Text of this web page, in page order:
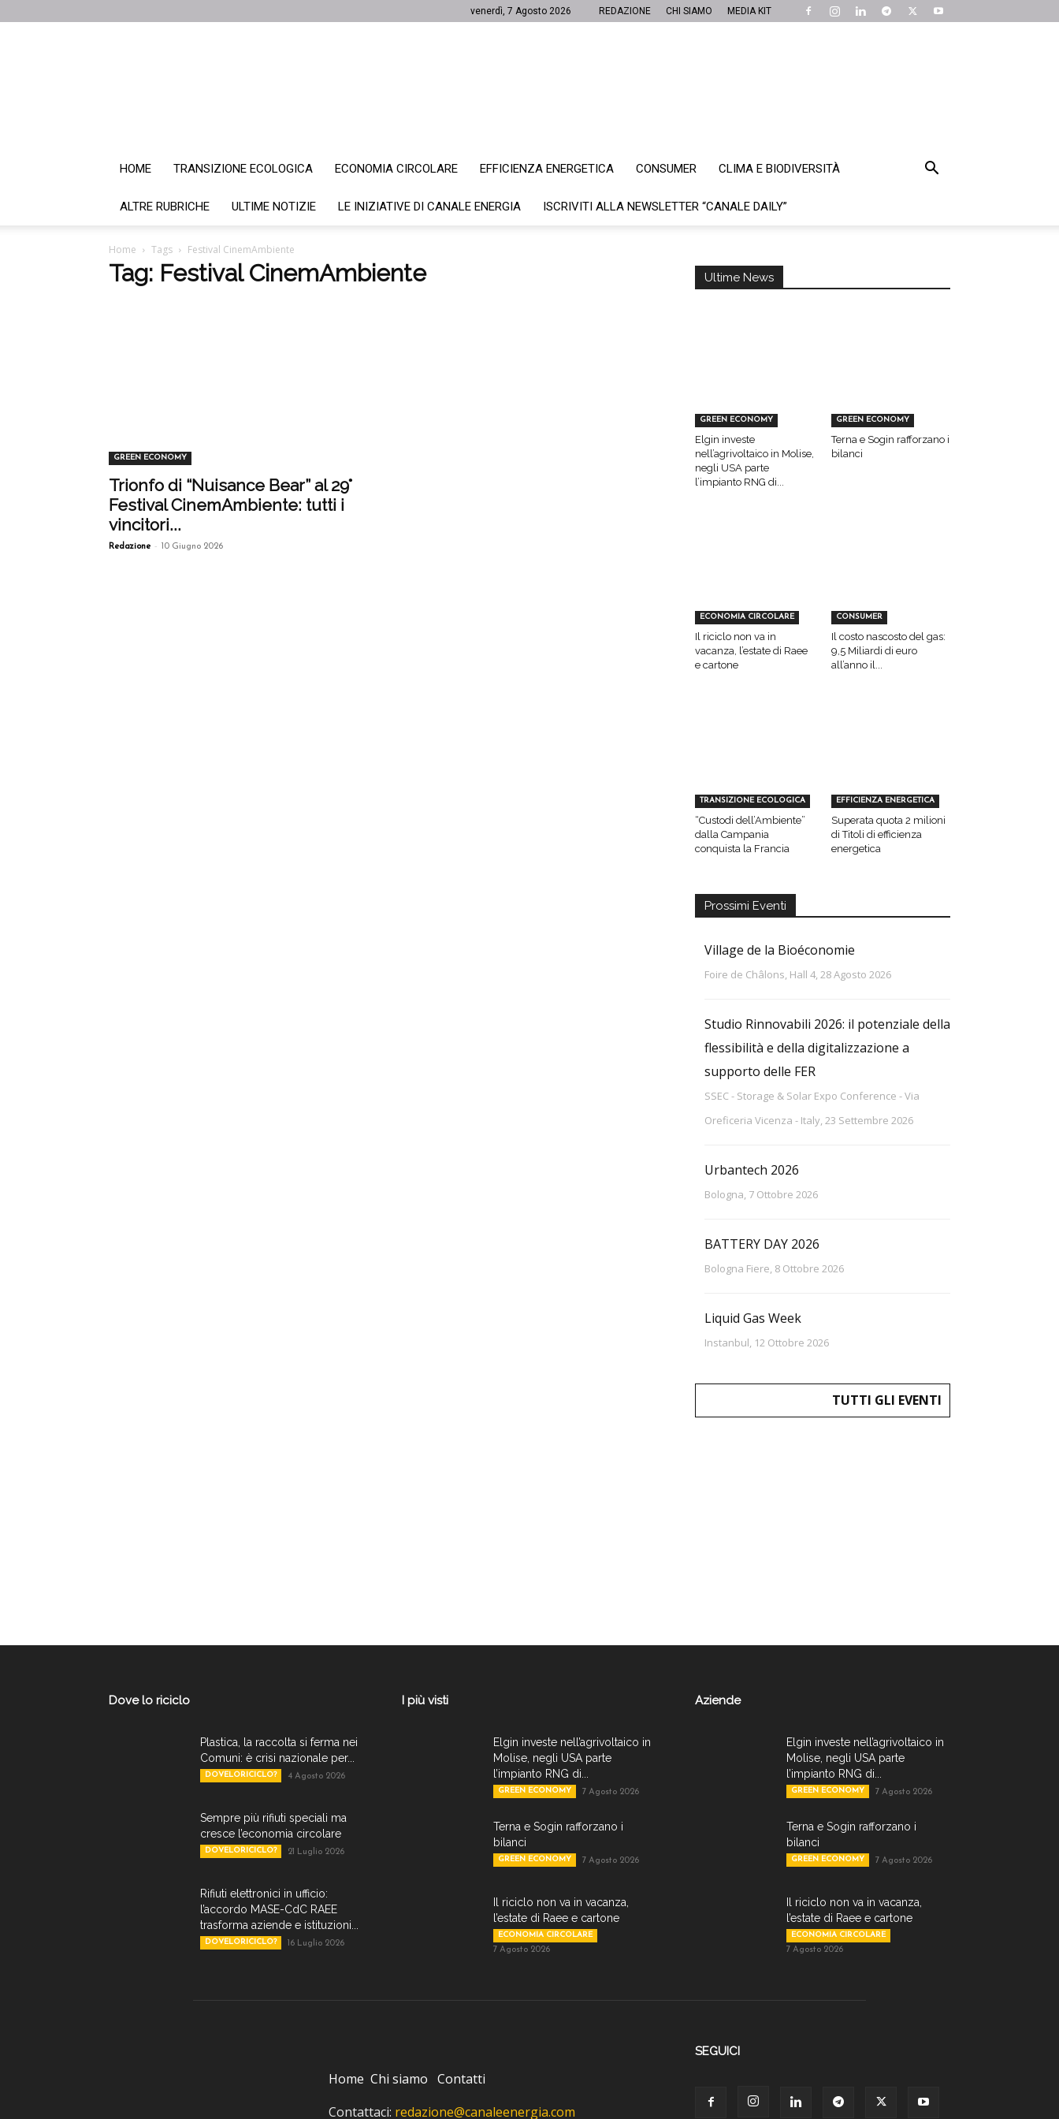
venerdì, 7 Agosto 2026 REDAZIONE CHI SIAMO MEDIA KIT
HOME TRANSIZIONE ECOLOGICA ECONOMIA CIRCOLARE EFFICIENZA ENERGETICA CONSUMER CLIMA E BIODIVERSITÀ
ALTRE RUBRICHE ULTIME NOTIZIE LE INIZIATIVE DI CANALE ENERGIA ISCRIVITI ALLA NEWSLETTER “CANALE DAILY”
Home Tags Festival CinemAmbiente
Tag: Festival CinemAmbiente
GREEN ECONOMY
Trionfo di “Nuisance Bear” al 29°
Festival CinemAmbiente: tutti i
vincitori...
Redazione - 10 Giugno 2026
Ultime News
GREEN ECONOMY
Elgin investe
nell’agrivoltaico in Molise,
negli USA parte
l’impianto RNG di...
GREEN ECONOMY
Terna e Sogin rafforzano i
bilanci
ECONOMIA CIRCOLARE
Il riciclo non va in
vacanza, l’estate di Raee
e cartone
CONSUMER
Il costo nascosto del gas:
9,5 Miliardi di euro
all’anno il...
TRANSIZIONE ECOLOGICA
“Custodi dell’Ambiente”
dalla Campania
conquista la Francia
EFFICIENZA ENERGETICA
Superata quota 2 milioni
di Titoli di efficienza
energetica
Prossimi Eventi
Village de la Bioéconomie
Foire de Châlons, Hall 4, 28 Agosto 2026
Studio Rinnovabili 2026: il potenziale della
flessibilità e della digitalizzazione a
supporto delle FER
SSEC - Storage & Solar Expo Conference - Via
Oreficeria Vicenza - Italy, 23 Settembre 2026
Urbantech 2026
Bologna, 7 Ottobre 2026
BATTERY DAY 2026
Bologna Fiere, 8 Ottobre 2026
Liquid Gas Week
Instanbul, 12 Ottobre 2026
TUTTI GLI EVENTI
Dove lo riciclo
Plastica, la raccolta si ferma nei
Comuni: è crisi nazionale per...
DOVELORICICLO? 4 Agosto 2026
Sempre più rifiuti speciali ma
cresce l’economia circolare
DOVELORICICLO? 21 Luglio 2026
Rifiuti elettronici in ufficio:
l’accordo MASE-CdC RAEE
trasforma aziende e istituzioni...
DOVELORICICLO? 16 Luglio 2026
I più visti
Elgin investe nell’agrivoltaico in
Molise, negli USA parte
l’impianto RNG di...
GREEN ECONOMY 7 Agosto 2026
Terna e Sogin rafforzano i
bilanci
GREEN ECONOMY 7 Agosto 2026
Il riciclo non va in vacanza,
l’estate di Raee e cartone
ECONOMIA CIRCOLARE
7 Agosto 2026
Aziende
Elgin investe nell’agrivoltaico in
Molise, negli USA parte
l’impianto RNG di...
GREEN ECONOMY 7 Agosto 2026
Terna e Sogin rafforzano i
bilanci
GREEN ECONOMY 7 Agosto 2026
Il riciclo non va in vacanza,
l’estate di Raee e cartone
ECONOMIA CIRCOLARE
7 Agosto 2026
Home Chi siamo Contatti
Contattaci: redazione@canaleenergia.com
SEGUICI